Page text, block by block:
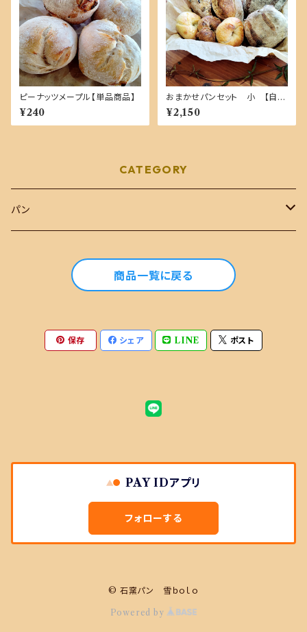
ピーナッツメープル【単品商品】
¥240
おまかせパンセット 小 【自家
製酵母１００％・国産小麦】
¥2,150
CATEGORY
パン
おまかせセットに選ぶ商品
商品一覧に戻る
保存 シェア LINE ポスト
PAY IDアプリ
フォローする
© 石窯パン 雪ｂｏｌｏ
Powered by